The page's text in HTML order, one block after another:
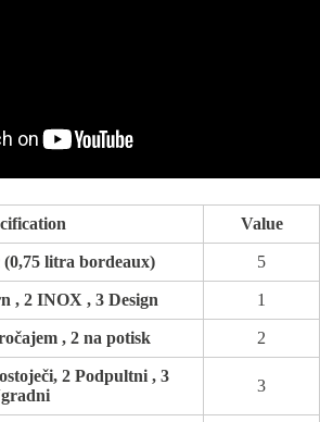
Value
(0,75 litra bordeaux) 5
, 2 INOX , 3 Design 1
, 2 na potisk 2
2 Podpultni , 3
3